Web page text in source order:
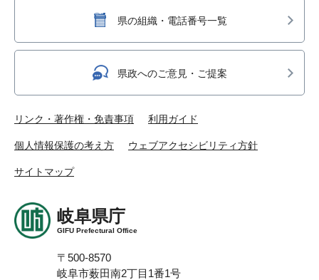
県の組織・電話番号一覧
県政へのご意見・ご提案
リンク・著作権・免責事項 利用ガイド
個人情報保護の考え方 ウェブアクセシビリティ方針
サイトマップ
岐阜県庁
GIFU Prefectural Office
〒500-8570
岐阜市薮田南2丁目1番1号